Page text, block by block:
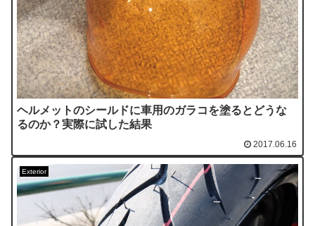
ヘルメットのシールドに車用のガラコを塗るとどうな
るのか？実際に試した結果
2017.06.16
Exterior